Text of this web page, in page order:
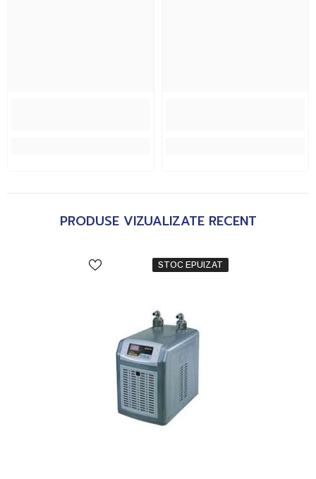
PRODUSE VIZUALIZATE RECENT
STOC EPUIZAT